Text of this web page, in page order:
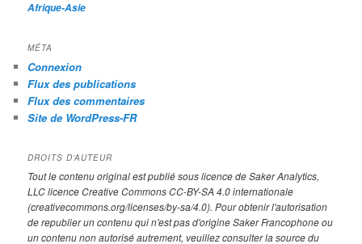
Afrique-Asie
MÉTA
Connexion
Flux des publications
Flux des commentaires
Site de WordPress-FR
DROITS D’AUTEUR
Tout le contenu original est publié sous licence de Saker Analytics,
LLC licence Creative Commons CC-BY-SA 4.0 internationale
(creativecommons.org/licenses/by-sa/4.0). Pour obtenir l'autorisation
de republier un contenu qui n'est pas d'origine Saker Francophone ou
un contenu non autorisé autrement, veuillez consulter la source du